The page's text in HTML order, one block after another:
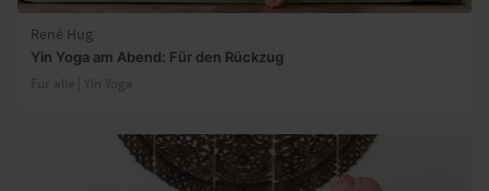
René Hug
Yin Yoga am Abend: Für den Rückzug
Für alle | Yin Yoga